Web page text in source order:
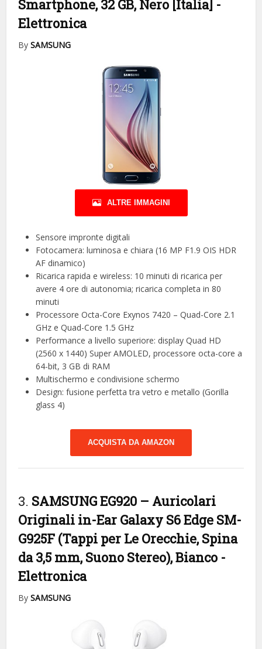
Smartphone, 32 GB, Nero [Italia] -
Elettronica
BySAMSUNG
ALTRE IMMAGINI
Sensore impronte digitali
Fotocamera: luminosa e chiara (16 MP F1.9 OIS HDR
AF dinamico)
Ricarica rapida e wireless: 10 minuti di ricarica per
avere 4 ore di autonomia; ricarica completa in 80
minuti
Processore Octa-Core Exynos 7420 – Quad-Core 2.1
GHz e Quad-Core 1.5 GHz
Performance a livello superiore: display Quad HD
(2560 x 1440) Super AMOLED, processore octa-core a
64-bit, 3 GB di RAM
Multischermo e condivisione schermo
Design: fusione perfetta tra vetro e metallo (Gorilla
glass 4)
ACQUISTA DA AMAZON
3. SAMSUNG EG920 – Auricolari
Originali in-Ear Galaxy S6 Edge SM-
G925F (Tappi per Le Orecchie, Spina
da 3,5 mm, Suono Stereo), Bianco -
Elettronica
BySAMSUNG